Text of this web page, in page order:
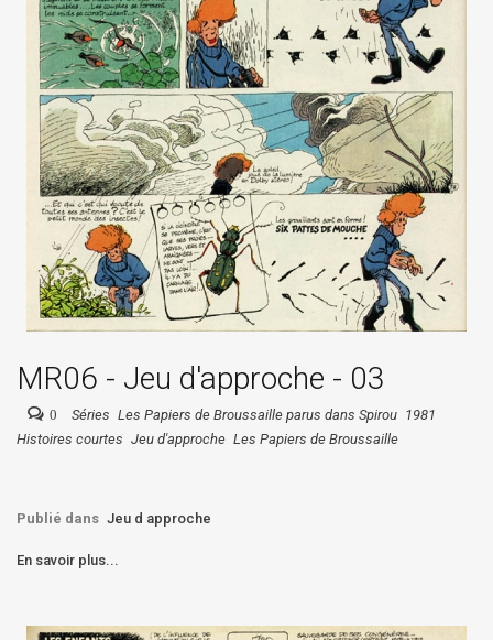
MR06 - Jeu d'approche - 03
0 Séries Les Papiers de Broussaille parus dans Spirou 1981
Histoires courtes Jeu d'approche Les Papiers de Broussaille
Publié dans Jeu d approche
En savoir plus...